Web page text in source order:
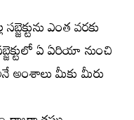
ఎంత వరకు
ఏ ఏరియా నుంచి
అంశాలు మీకు మీరు